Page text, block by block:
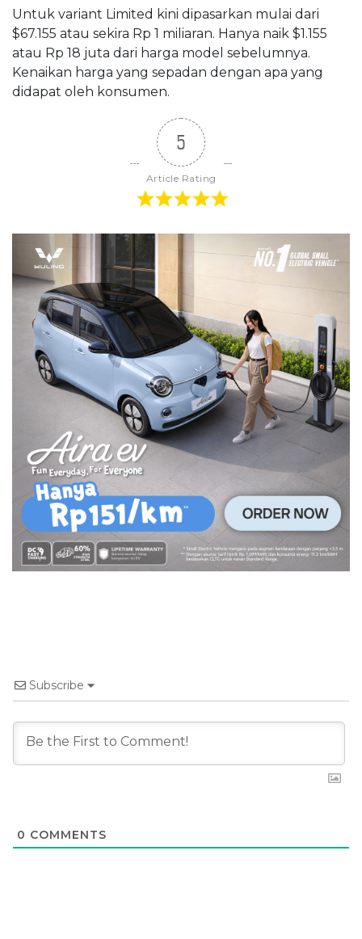
Untuk variant Limited kini dipasarkan mulai dari
$67.155 atau sekira Rp 1 miliaran. Hanya naik $1.155
atau Rp 18 juta dari harga model sebelumnya.
Kenaikan harga yang sepadan dengan apa yang
didapat oleh konsumen.
5
Article Rating
Subscribe
0 COMMENTS